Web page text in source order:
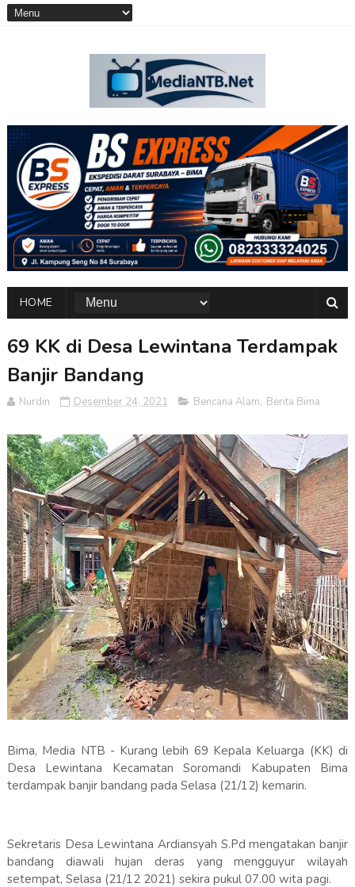
HOME
69 KK di Desa Lewintana Terdampak
Banjir Bandang
Nurdin Desember 24, 2021 Bencana Alam, Berita Bima
Bima, Media NTB - Kurang lebih 69 Kepala Keluarga (KK) di
Desa Lewintana Kecamatan Soromandi Kabupaten Bima
terdampak banjir bandang pada Selasa (21/12) kemarin.
Sekretaris Desa Lewintana Ardiansyah S.Pd mengatakan banjir
bandang diawali hujan deras yang mengguyur wilayah
setempat, Selasa (21/12 2021) sekira pukul 07.00 wita pagi.